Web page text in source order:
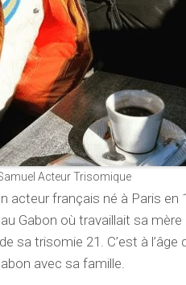
Acteur Trisomique
acteur français né à Paris en
Gabon où travaillait sa
sa trisomie 21. C’est à l’âge
avec sa famille.